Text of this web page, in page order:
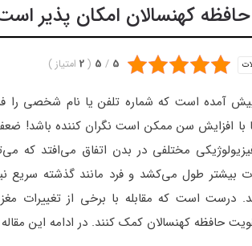
کهنسالان امکان پذیر
5
/
5
(
2 امتیاز)
آمده است که شماره تلفن یا نام شخصی را
با افزایش سن ممکن است نگران کننده باشد!
مختلفی در بدن اتفاق می‌افتد که
بیشتر طول می‌کشد و فرد مانند گذشته
درست است که مقابله با برخی از تغییرات
حافظه کهنسالان کمک کنند. در ادامه این